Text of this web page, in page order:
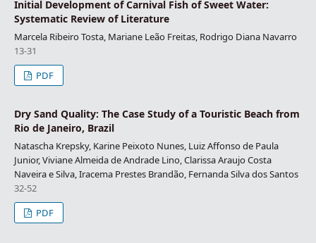
Initial Development of Carnival Fish of Sweet Water:
Systematic Review of Literature
Marcela Ribeiro Tosta, Mariane Leão Freitas, Rodrigo Diana Navarro
13-31
PDF
Dry Sand Quality: The Case Study of a Touristic Beach from
Rio de Janeiro, Brazil
Natascha Krepsky, Karine Peixoto Nunes, Luiz Affonso de Paula
Junior, Viviane Almeida de Andrade Lino, Clarissa Araujo Costa
Naveira e Silva, Iracema Prestes Brandão, Fernanda Silva dos Santos
32-52
PDF